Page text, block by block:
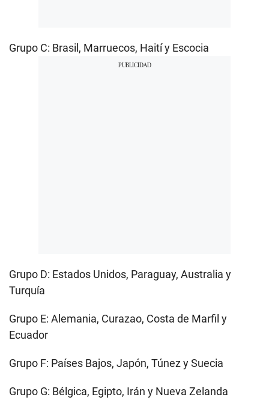
Grupo C: Brasil, Marruecos, Haití y Escocia
Grupo D: Estados Unidos, Paraguay, Australia y
Turquía
Grupo E: Alemania, Curazao, Costa de Marfil y
Ecuador
Grupo F: Países Bajos, Japón, Túnez y Suecia
Grupo G: Bélgica, Egipto, Irán y Nueva Zelanda